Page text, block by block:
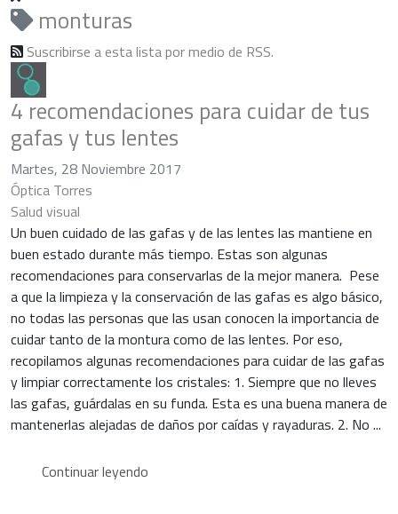
monturas
Suscribirse a esta lista por medio de RSS.
4 recomendaciones para cuidar de tus
gafas y tus lentes
Martes, 28 Noviembre 2017
Óptica Torres
Salud visual
Un buen cuidado de las gafas y de las lentes las mantiene en
buen estado durante más tiempo. Estas son algunas
recomendaciones para conservarlas de la mejor manera. Pese
a que la limpieza y la conservación de las gafas es algo básico,
no todas las personas que las usan conocen la importancia de
cuidar tanto de la montura como de las lentes. Por eso,
recopilamos algunas recomendaciones para cuidar de las gafas
y limpiar correctamente los cristales: 1. Siempre que no lleves
las gafas, guárdalas en su funda. Esta es una buena manera de
mantenerlas alejadas de daños por caídas y rayaduras. 2. No ...
Continuar leyendo